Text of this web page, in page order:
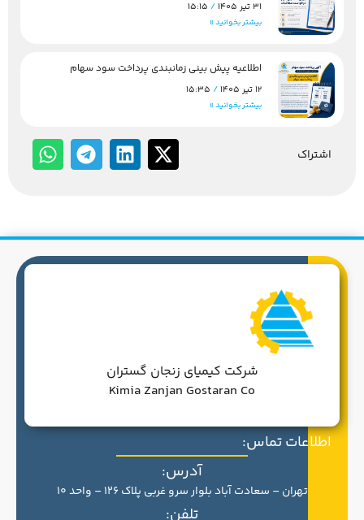
اشتراک
31 تیر 1405
بیشتر بخوانید »
اطلاعیه پیش بینی زمانبندی پرداخت سود سهام
12 تیر 1405
بیشتر بخوانید »
اطلاعات تماس:
آدرس:
تهران – سعادت آباد بلوار سرو غربی پلاک 126 – واحد 10
شرکت کیمیای زنجان گستران
Kimia Zanjan Gostaran Co